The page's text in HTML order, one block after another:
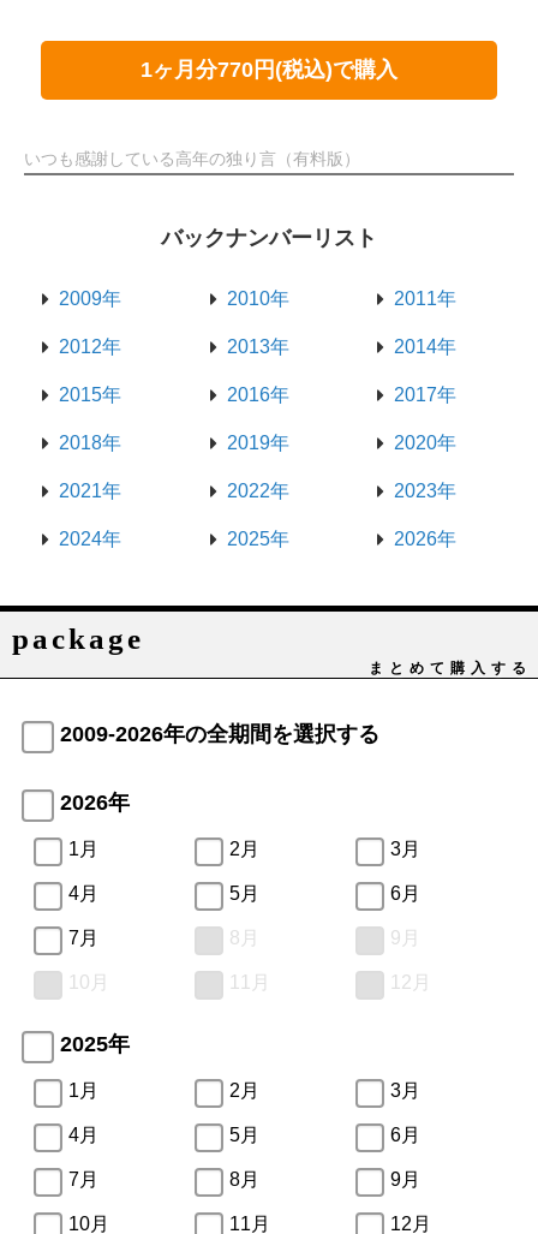
1ヶ月分770円(税込)で購入
いつも感謝している高年の独り言（有料版）
バックナンバーリスト
2009年 2010年 2011年
2012年 2013年 2014年
2015年 2016年 2017年
2018年 2019年 2020年
2021年 2022年 2023年
2024年 2025年 2026年
package
まとめて購入する
2009-2026年の全期間を選択する
2026年
1月 2月 3月
4月 5月 6月
7月 8月 9月
10月 11月 12月
2025年
1月 2月 3月
4月 5月 6月
7月 8月 9月
10月 11月 12月